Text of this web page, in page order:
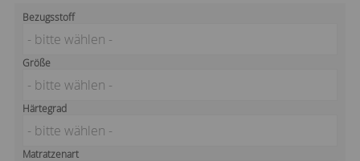
Bezugsstoff
- bitte wählen -
Größe
- bitte wählen -
Härtegrad
- bitte wählen -
Matratzenart